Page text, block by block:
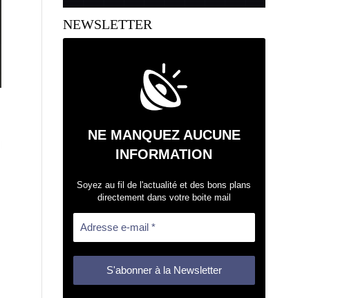
NEWSLETTER
NE MANQUEZ AUCUNE
INFORMATION
Soyez au fil de l'actualité et des bons plans
directement dans votre boite mail